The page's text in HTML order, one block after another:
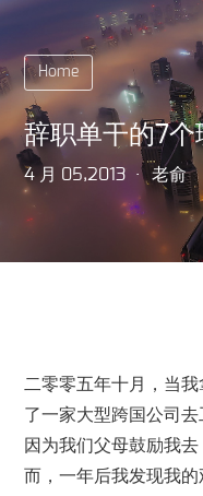
Home
辞职单干的7个
4 月 05,2013 老俞
二零零五年十月，当
了一家大型跨国公司
因为我们父母鼓励我
而，一年后我发现我